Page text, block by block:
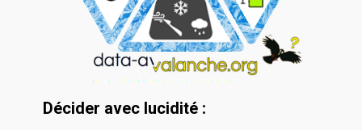
Décider avec lucidité :